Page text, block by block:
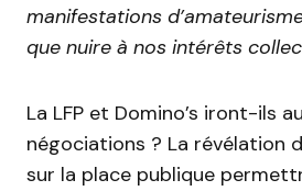
manifestations
que nuire à nos intérêts
La LFP et Domino’s iront-ils
négociations ? La révélation
sur la place publique